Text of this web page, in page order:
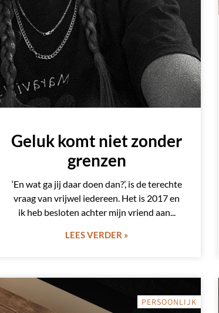
Geluk komt niet zonder
grenzen
‘En wat ga jij daar doen dan?’, is de terechte
vraag van vrijwel iedereen. Het is 2017 en
ik heb besloten achter mijn vriend aan
LEES VERDER »
PERSOONLIJK